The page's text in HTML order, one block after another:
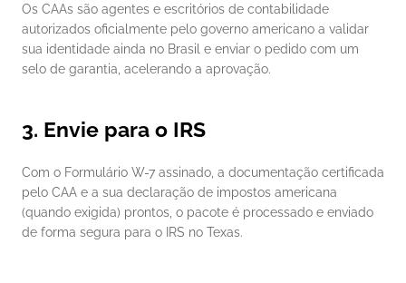
Os CAAs são agentes e escritórios de contabilidade
autorizados oficialmente pelo governo americano a validar
sua identidade ainda no Brasil e enviar o pedido com um
selo de garantia, acelerando a aprovação.
3. Envie para o IRS
Com o Formulário W-7 assinado, a documentação certificada
pelo CAA e a sua declaração de impostos americana
(quando exigida) prontos, o pacote é processado e enviado
de forma segura para o IRS no Texas.